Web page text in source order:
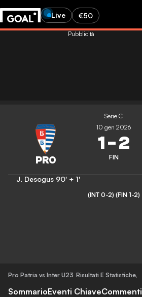
Live €50
Pubblicità
Serie C
10 gen 2026
1-2
FIN
J. Desogus 90' + 1'
(INT 0-2) (FIN 1-2)
Pro Patria vs Inter U23 Risultati E Statistiche,
SommarioEventi ChiaveCommenti